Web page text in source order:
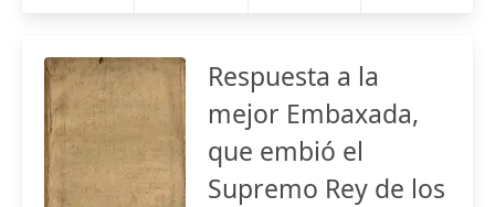
Respuesta a la
mejor Embaxada,
que embió el
Supremo Rey de los